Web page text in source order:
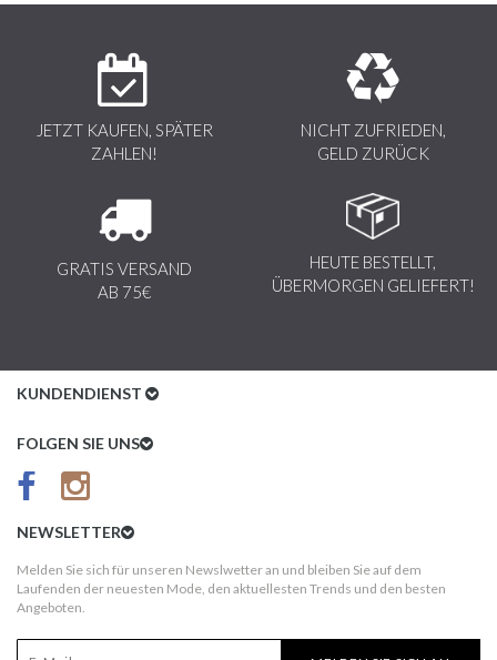
JETZT KAUFEN, SPÄTER
ZAHLEN!
NICHT ZUFRIEDEN,
GELD ZURÜCK
GRATIS VERSAND
AB 75€
HEUTE BESTELLT,
ÜBERMORGEN GELIEFERT!
KUNDENDIENST
Kundenservice
AGB
Kundeninformationen
FOLGEN SIE UNS
NEWSLETTER
Melden Sie sich für unseren Newslwetter an und bleiben Sie auf dem
Laufenden der neuesten Mode, den aktuellesten Trends und den besten
Angeboten.